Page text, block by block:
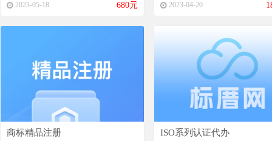
2023-05-18 680元 2023-04-20
商标精品注册 ISO系列认证代办